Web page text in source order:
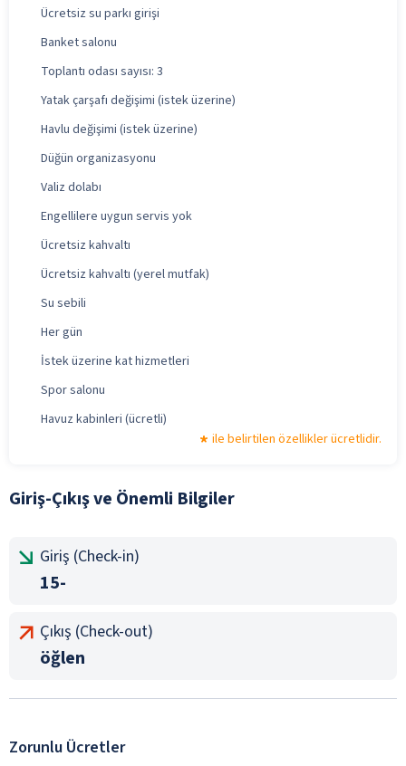
Ücretsiz su parkı girişi
Banket salonu
Toplantı odası sayısı: 3
Yatak çarşafı değişimi (istek üzerine)
Havlu değişimi (istek üzerine)
Düğün organizasyonu
Valiz dolabı
Engellilere uygun servis yok
Ücretsiz kahvaltı
Ücretsiz kahvaltı (yerel mutfak)
Su sebili
Her gün
İstek üzerine kat hizmetleri
Spor salonu
Havuz kabinleri (ücretli)
ile belirtilen özellikler ücretlidir.
Giriş-Çıkış ve Önemli Bilgiler
Giriş (Check-in)
15-
Çıkış (Check-out)
öğlen
Zorunlu Ücretler